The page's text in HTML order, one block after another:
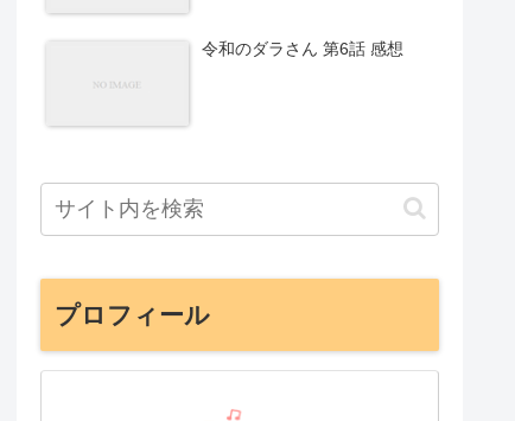
令和のダラさん 第6話 感想
プロフィール